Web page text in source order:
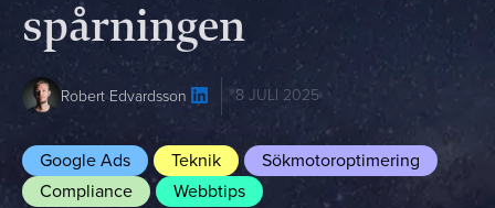
spårningen
Robert Edvardsson 8 JULI 2025
Google Ads Teknik
Sökmotoroptimering
Compliance
Webbtips